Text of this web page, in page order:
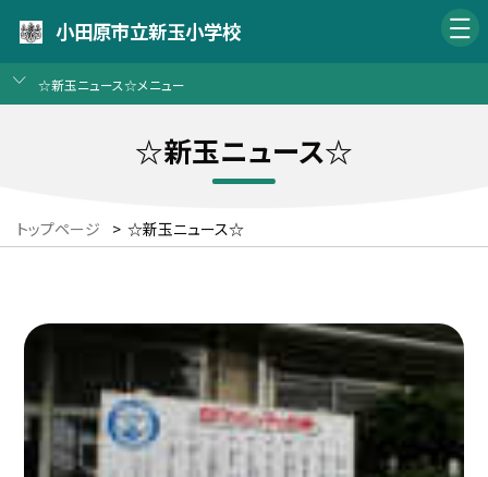
小田原市立新玉小学校
☆新玉ニュース☆メニュー
☆新玉ニュース☆
トップページ > ☆新玉ニュース☆